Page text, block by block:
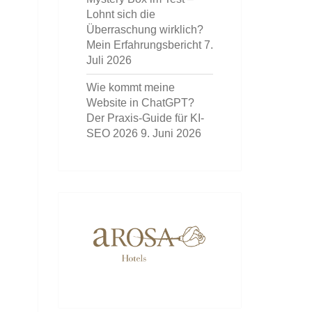
Lohnt sich die
Überraschung wirklich?
Mein Erfahrungsbericht 7.
Juli 2026
Wie kommt meine
Website in ChatGPT?
Der Praxis-Guide für KI-
SEO 2026 9. Juni 2026